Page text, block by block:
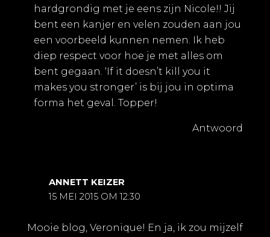
hardgrondig met je eens zijn Nicole!! Jij
bent een kanjer en velen zouden aan jou
een voorbeeld kunnen nemen. Ik heb
diep respect voor hoe je met alles om
bent gegaan. ‘If it doesn’t kill you it
makes you stronger’ is bij jou in optima
forma het geval. Topper!
Antwoord
ANNETT KEIZER
15 MEI 2015 OM 12:30
Mooie blog, Veronique! En ja, ik zou mijzelf